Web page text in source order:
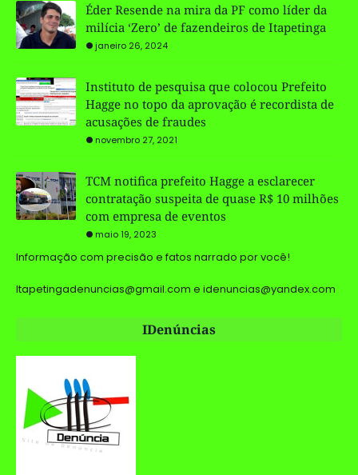
Éder Resende na mira da PF como líder da
milícia ‘Zero’ de fazendeiros de Itapetinga
janeiro 26, 2024
Instituto de pesquisa que colocou Prefeito
Hagge no topo da aprovação é recordista de
acusações de fraudes
novembro 27, 2021
TCM notifica prefeito Hagge a esclarecer
contratação suspeita de quase R$ 10 milhões
com empresa de eventos
maio 19, 2023
Informação com precisão e fatos narrado por você!
Itapetingadenuncias@gmail.com e idenuncias@yandex.com
IDenúncias